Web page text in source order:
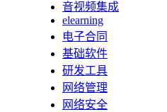
音视频集成
elearning
电子合同
基础软件
研发工具
网络管理
网络安全